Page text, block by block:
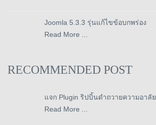
Joomla 5.3.3 รุ่นแก้ไขข้อบกพร่อง
Read More ...
RECOMMENDED POST
แจก Plugin ริปบิ้นดำถวายความอาลัย
Read More ...